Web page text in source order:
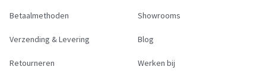
Betaalmethoden
Verzending & Levering
Retourneren
Showrooms
Blog
Werken bij